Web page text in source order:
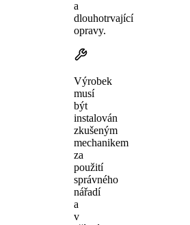
a
dlouhotrvající
opravy.
Výrobek
musí
být
instalován
zkušeným
mechanikem
za
použití
správného
nářadí
a
v